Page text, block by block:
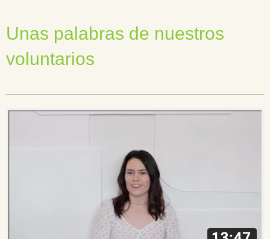
Unas palabras de nuestros
voluntarios